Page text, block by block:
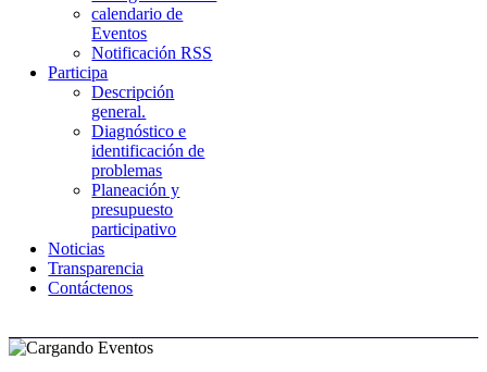
calendario de
Eventos
Notificación RSS
Participa
Descripción
general.
Diagnóstico e
identificación de
problemas
Planeación y
presupuesto
participativo
Noticias
Transparencia
Contáctenos